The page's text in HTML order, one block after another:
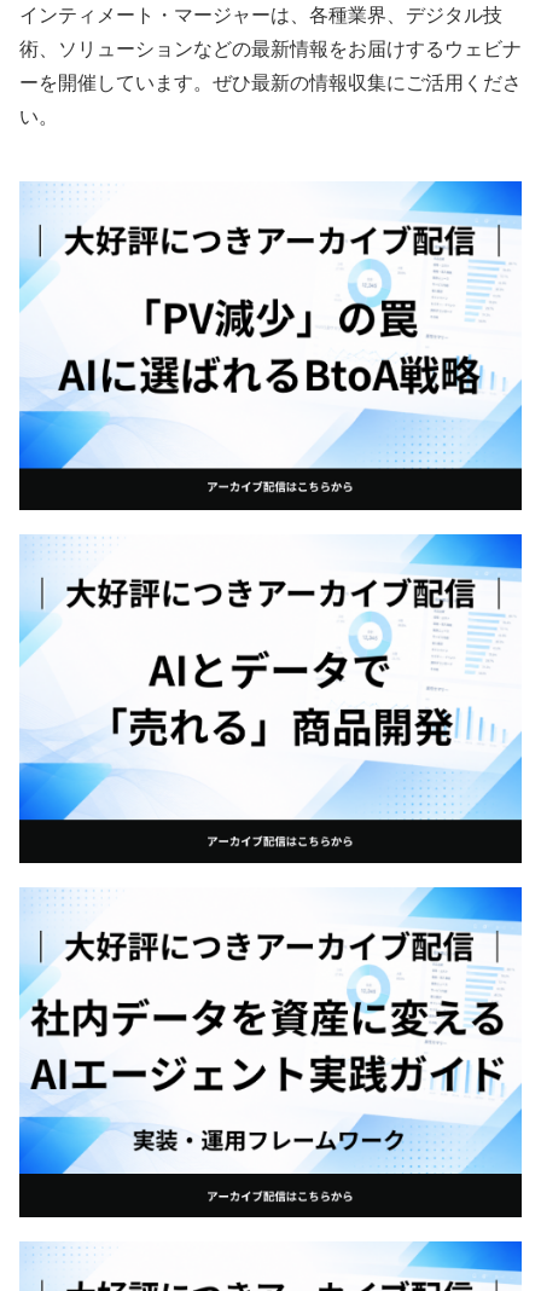
インティメート・マージャーは、各種業界、デジタル技
術、ソリューションなどの最新情報をお届けするウェビナ
ーを開催しています。ぜひ最新の情報収集にご活用くださ
い。